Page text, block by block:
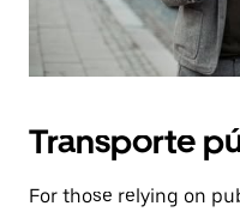
Transporte
For those relying on